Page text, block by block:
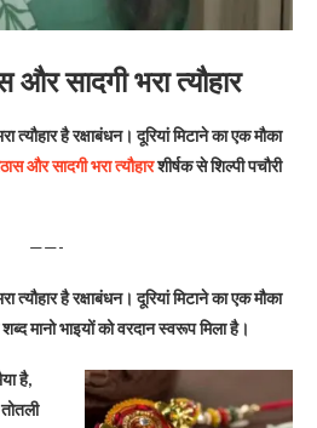
और सादगी भरा त्यौहार
है रक्षाबंधन। दूरियां मिटाने का एक मौका
और सादगी भरा त्यौहारशीर्षक से शिल्पी पचौरी
——-
है रक्षाबंधन। दूरियां मिटाने का एक मौका
मानो भाइयों को वरदान स्वरूप मिला है।
है,